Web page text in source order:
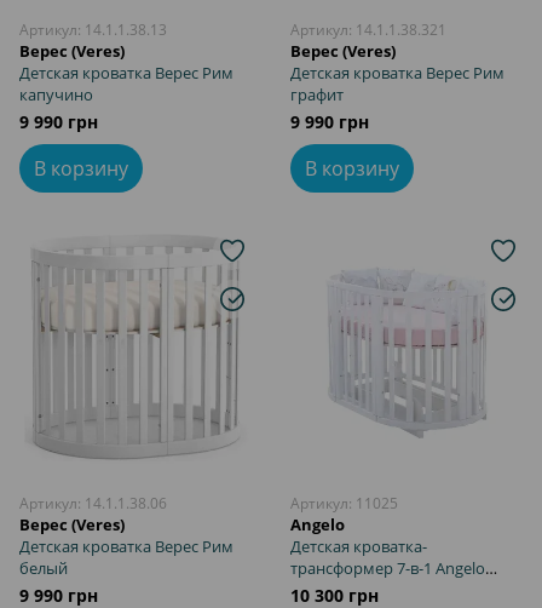
Артикул: 14.1.1.38.13
Верес (Veres)
Детская кроватка Верес Рим
капучино
9 990 грн
В корзину
Артикул: 14.1.1.38.321
Верес (Veres)
Детская кроватка Верес Рим
графит
9 990 грн
В корзину
Артикул: 14.1.1.38.06
Верес (Veres)
Детская кроватка Верес Рим
белый
9 990 грн
Артикул: 11025
Angelo
Детская кроватка-
трансформер 7-в-1 Angelo
белая
10 300 грн